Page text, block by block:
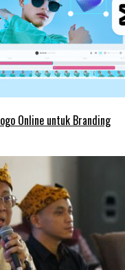
Online untuk Branding